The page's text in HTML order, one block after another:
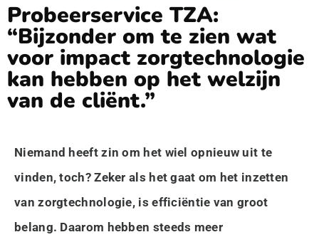
Probeerservice TZA:
“Bijzonder om te zien wat
voor impact zorgtechnologie
kan hebben op het welzijn
van de cliënt.”
Niemand heeft zin om het wiel opnieuw uit te
vinden, toch? Zeker als het gaat om het inzetten
van zorgtechnologie, is efficiëntie van groot
belang. Daarom hebben steeds meer